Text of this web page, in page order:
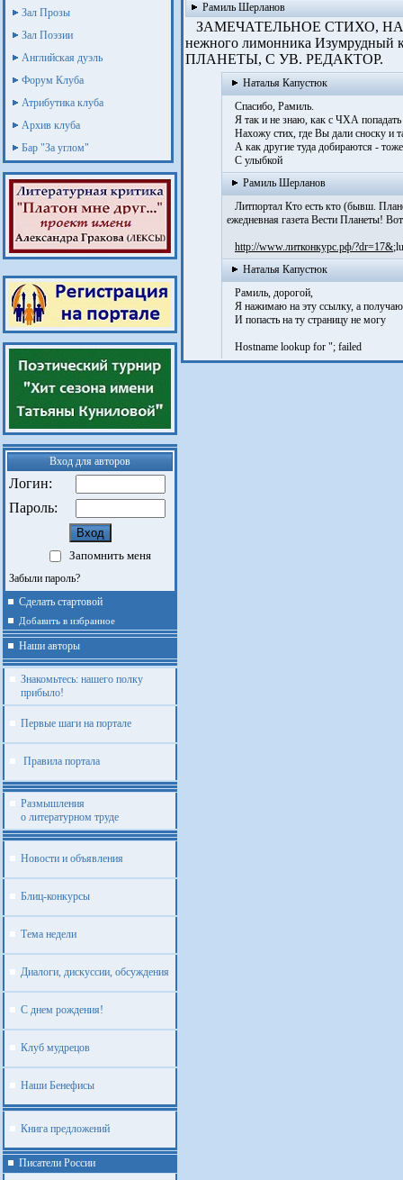
Зал Прозы
Зал Поэзии
Английская дуэль
Форум Клуба
Атрибутика клуба
Архив клуба
Бар "За углом"
Вход для авторов
Логин:
Пароль:
Запомнить меня
Забыли пароль?
Сделать стартовой
Добавить в избранное
Наши авторы
Знакомьтесь: нашего полку
прибыло!
Первые шаги на портале
Правила портала
Размышления
о литературном труде
Новости и объявления
Блиц-конкурсы
Тема недели
Диалоги, дискуссии, обсуждения
С днем рождения!
Клуб мудрецов
Наши Бенефисы
Книга предложений
Писатели России
Рамиль Шерланов
ЗАМЕЧАТЕЛЬНОЕ СТИХО,
нежного лимонника
ПЛАНЕТЫ, С УВ. РЕДАКТОР.
Наталья Капустюк
Спасибо, Рамиль.
Я так и не знаю, как с ЧХА попадать
Нахожу стих, где Вы дали сноску и
А как другие туда добираются -
С улыбкой
Рамиль Шерланов
Литпортал Кто есть кто (бывш.
ежедневная газета Вести Планеты!
http://www.литконкур­с.рф/?dr=17&­
Наталья Капустюк
Рамиль, дорогой,
Я нажимаю на эту ссылку, а получаю
И попасть на ту страницу не могу
Hostname lookup for "; failed